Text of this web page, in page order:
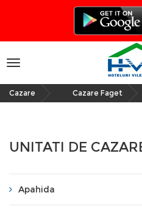
Cazare Cazare Faget
UNITATI DE
Apahida